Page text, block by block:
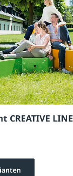
CREATIVE LINE